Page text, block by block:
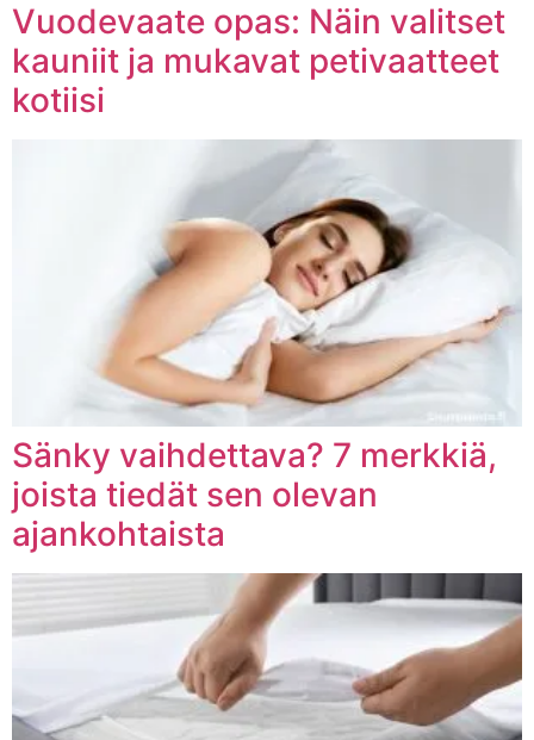
Vuodevaate opas: Näin valitset
kauniit ja mukavat petivaatteet
kotiisi
Sänky vaihdettava? 7 merkkiä,
joista tiedät sen olevan
ajankohtaista